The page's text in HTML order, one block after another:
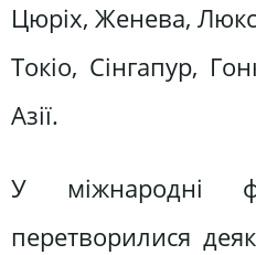
Цюріх, Женева,
Токіо, Сінгапур,
Азії.
У міжнародні
перетворилися